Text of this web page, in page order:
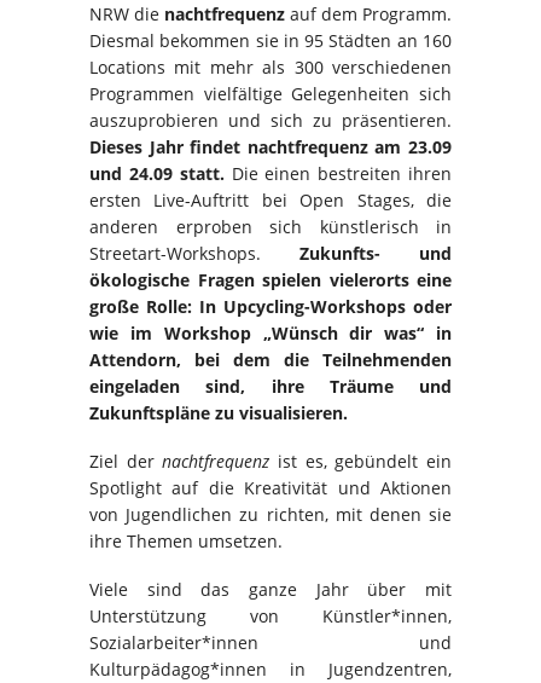
NRW die nachtfrequenz auf dem Programm.
Diesmal bekommen sie in 95 Städten an 160
Locations mit mehr als 300 verschiedenen
Programmen vielfältige Gelegenheiten sich
auszuprobieren und sich zu präsentieren.
Dieses Jahr findet nachtfrequenz am 23.09
und 24.09 statt.Die einen bestreiten ihren
ersten Live-Auftritt bei Open Stages, die
anderen erproben sich künstlerisch in
Streetart-Workshops. Zukunfts- und
ökologische Fragen spielen vielerorts eine
große Rolle: In Upcycling-Workshops oder
wie im Workshop „Wünsch dir was“ in
Attendorn, bei dem die Teilnehmenden
eingeladen sind, ihre Träume und
Zukunftspläne zu visualisieren.
Ziel dernachtfrequenz ist es, gebündelt ein
Spotlight auf die Kreativität und Aktionen
von Jugendlichen zu richten, mit denen sie
ihre Themen umsetzen.
Viele sind das ganze Jahr über mit
Unterstützung von Künstler*innen,
Sozialarbeiter*innen und
Kulturpädagog*innen in Jugendzentren,